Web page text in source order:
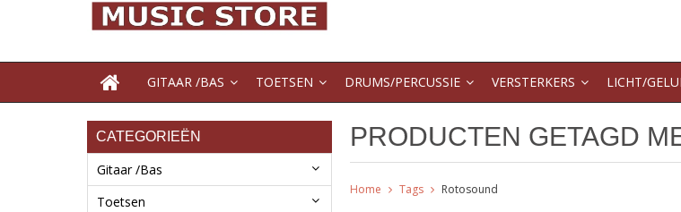
GITAAR /BAS TOETSEN DRUMS/PERCUSSIE VERSTERKERS LICHT/
CATEGORIEËN
Gitaar /Bas
Toetsen
PRODUCTEN GETAGD
Home Tags Rotosound